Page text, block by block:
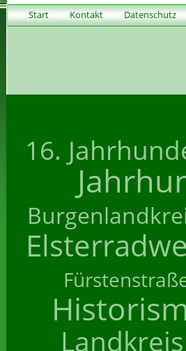
Start Kontakt Datenschutz
16.